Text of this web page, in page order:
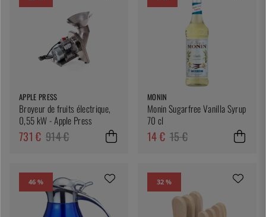
APPLE PRESS
Broyeur de fruits électrique,
0,55 kW - Apple Press
731 € 914 €
MONIN
Monin Sugarfree Vanilla Syrup
70 cl
14 € 15 €
46 % 32 %